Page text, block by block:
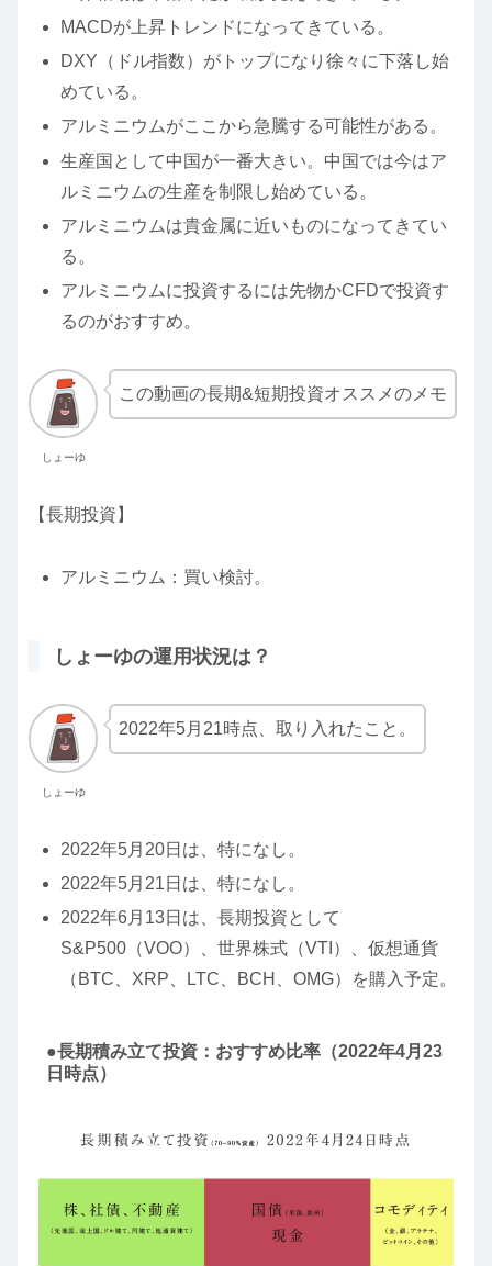
MACDが上昇トレンドになってきている。
DXY（ドル指数）がトップになり徐々に下落し始
めている。
アルミニウムがここから急騰する可能性がある。
生産国として中国が一番大きい。中国では今はア
ルミニウムの生産を制限し始めている。
アルミニウムは貴金属に近いものになってきてい
る。
アルミニウムに投資するには先物かCFDで投資す
るのがおすすめ。
しょーゆ
この動画の長期&短期投資オススメのメモ
【長期投資】
アルミニウム：買い検討。
しょーゆの運用状況は？
しょーゆ
2022年5月21時点、取り入れたこと。
2022年5月20日は、特になし。
2022年5月21日は、特になし。
2022年6月13日は、長期投資として
S&P500（VOO）、世界株式（VTI）、仮想通貨
（BTC、XRP、LTC、BCH、OMG）を購入予定。
●長期積み立て投資：おすすめ比率（2022年4月23
日時点）